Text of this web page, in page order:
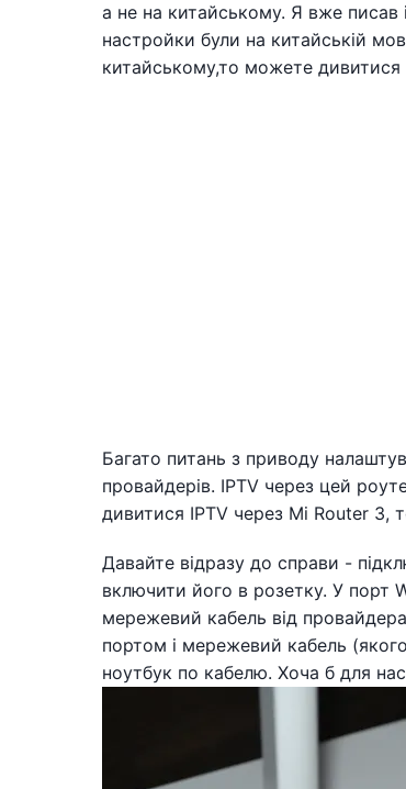
а не на китайському. Я вже писав
настройки були на китайській
китайському,то можете дивитися
Багато питань з приводу
провайдерів. IPTV через цей
дивитися IPTV через Mi Router 3,
Давайте відразу до справи -
включити його в розетку. У порт
мережевий кабель від
портом і мережевий кабель
ноутбук по кабелю. Хоча б для